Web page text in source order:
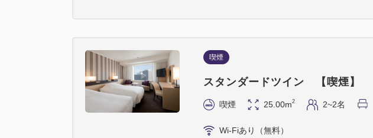
喫煙
スタンダードツイン 【喫煙】
喫煙 25.00m2 2~2名
Wi-Fiあり（無料）